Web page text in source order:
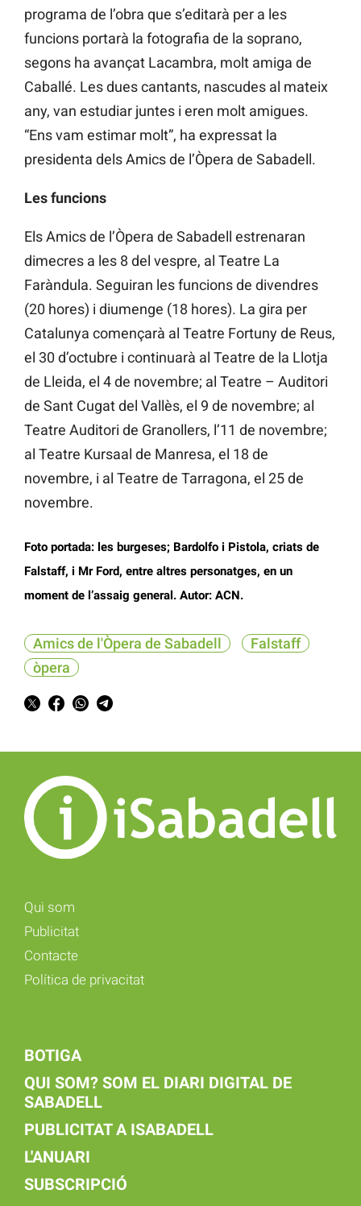
programa de l’obra que s’editarà per a les
funcions portarà la fotografia de la soprano,
segons ha avançat Lacambra, molt amiga de
Caballé. Les dues cantants, nascudes al mateix
any, van estudiar juntes i eren molt amigues.
“Ens vam estimar molt”, ha expressat la
presidenta dels Amics de l’Òpera de Sabadell.
Les funcions
Els Amics de l’Òpera de Sabadell estrenaran
dimecres a les 8 del vespre, al Teatre La
Faràndula. Seguiran les funcions de divendres
(20 hores) i diumenge (18 hores). La gira per
Catalunya començarà al Teatre Fortuny de Reus,
el 30 d’octubre i continuarà al Teatre de la Llotja
de Lleida, el 4 de novembre; al Teatre – Auditori
de Sant Cugat del Vallès, el 9 de novembre; al
Teatre Auditori de Granollers, l’11 de novembre;
al Teatre Kursaal de Manresa, el 18 de
novembre, i al Teatre de Tarragona, el 25 de
novembre.
Foto portada: les burgeses; Bardolfo i Pistola, criats de
Falstaff, i Mr Ford, entre altres personatges, en un
moment de l’assaig general. Autor: ACN.
Amics de l'Òpera de Sabadell
Falstaff
òpera
Qui som
Publicitat
Contacte
Política de privacitat
BOTIGA
QUI SOM? SOM EL DIARI DIGITAL DE
SABADELL
PUBLICITAT A ISABADELL
L'ANUARI
SUBSCRIPCIÓ